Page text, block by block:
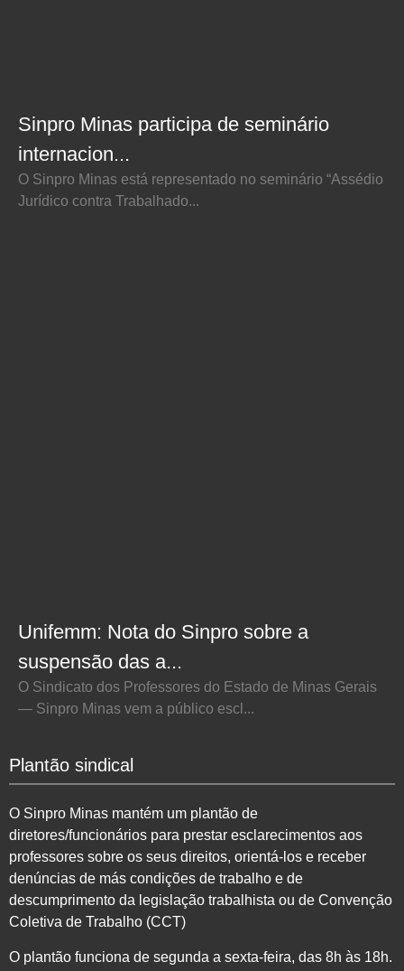
Sinpro Minas participa de seminário
internacion...
O Sinpro Minas está representado no seminário “Assédio
Jurídico contra Trabalhado...
Unifemm: Nota do Sinpro sobre a
suspensão das a...
O Sindicato dos Professores do Estado de Minas Gerais
— Sinpro Minas vem a público escl...
Plantão sindical
O Sinpro Minas mantém um plantão de
diretores/funcionários para prestar esclarecimentos aos
professores sobre os seus direitos, orientá-los e receber
denúncias de más condições de trabalho e de
descumprimento da legislação trabalhista ou de Convenção
Coletiva de Trabalho (CCT)
O plantão funciona de segunda a sexta-feira, das 8h às 18h.